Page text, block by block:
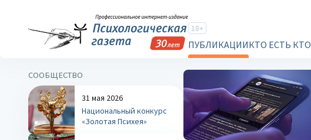
18+
ПУБЛИКАЦИИКТО ЕСТЬ КТО
СООБЩЕСТВО
31 мая 2026
Национальный конкурс
«Золотая Психея»